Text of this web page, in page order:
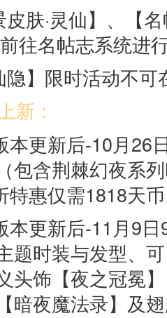
肤·灵仙】、【
往名帖志系统进
隐】限时活动不可
新：
本更新后-10月26
包含荆棘幻夜系
特惠仅需1818天
本更新后-11月9
题时装与发型、
头饰【夜之冠冕
暗夜魔法录】及